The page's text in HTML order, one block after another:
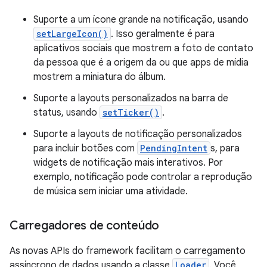
Suporte a um ícone grande na notificação, usando
setLargeIcon() . Isso geralmente é para
aplicativos sociais que mostrem a foto de contato
da pessoa que é a origem da ou que apps de mídia
mostrem a miniatura do álbum.
Suporte a layouts personalizados na barra de
status, usando setTicker() .
Suporte a layouts de notificação personalizados
para incluir botões com PendingIntent s, para
widgets de notificação mais interativos. Por
exemplo, notificação pode controlar a reprodução
de música sem iniciar uma atividade.
Carregadores de conteúdo
As novas APIs do framework facilitam o carregamento